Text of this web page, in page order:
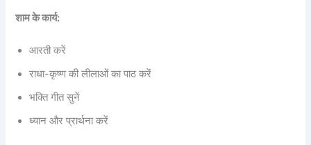
शाम के कार्य:
आरती करें
राधा-कृष्ण की लीलाओं का पाठ करें
भक्ति गीत सुनें
ध्यान और प्रार्थना करें